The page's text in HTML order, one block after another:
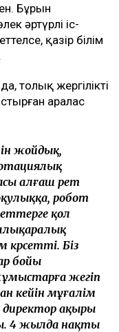
Бұрын
әртүрлі іс-
қазір білім
толық жергілікті
аралас
жойдық,
алғаш рет
робот
қол
Біз
бойы
жегіп
кейін мұғалім
директор ақыры
4 жылда нақты